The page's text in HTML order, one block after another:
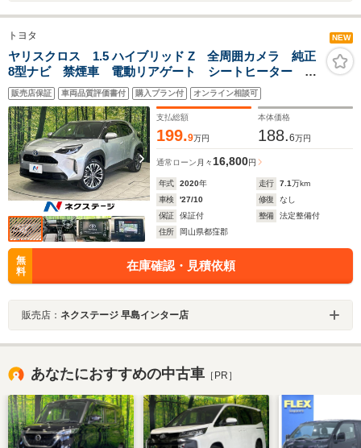
トヨタ NEW
ヤリスクロス 1.5 ハイブリッド Z 全周囲カメラ 純正
8型ナビ 禁煙車 電動リアゲート シートヒーター セ
ーフティセンス ブラインドスポット Bluetooth
ETC ドラレコ LEDヘッドランプ 純正18インチアル
ミ
販売店保証 車両品質評価書付 購入プラン付 オンライン相談可
支払総額
199.9万円
本体価格
188.6万円
通常ローン 月々 16,800円
年式 2020年 走行 7.1万km
車検
'27/10 修復
なし
保証
保証付 整備
法定整備付
住所
岡山県都窪郡
無
料
在庫確認・見積依頼
販売店： ネクステージ 早島インター店
あなたにおすすめの中古車 ［PR］